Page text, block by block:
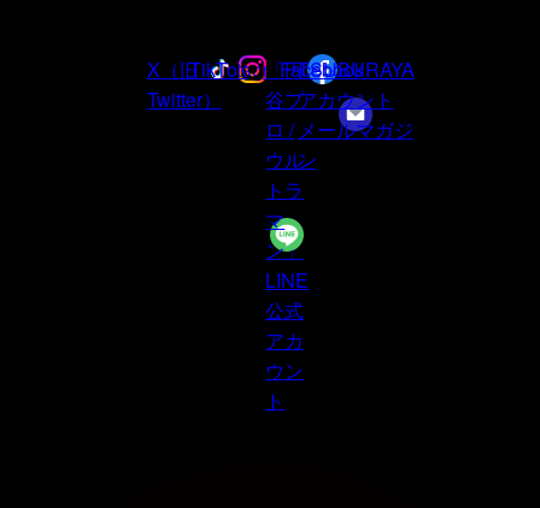
X（旧
Twitter）
TikTok
Instagram
「円
谷プ
ロ /
ウル
トラ
マ
ン」
LINE
公式
アカ
ウン
ト
Facebook
TSUBURAYA
アカウント
メールマガジ
ン